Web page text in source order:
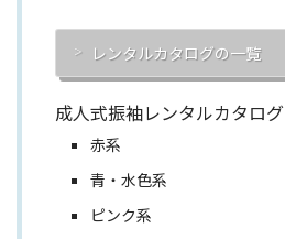
レンタルカタログの一覧
成人式振袖レンタルカタログ
赤系
青・水色系
ピンク系